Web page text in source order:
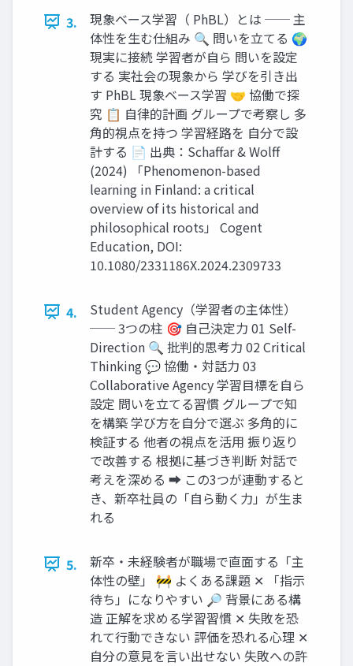
3.
現象ベース学習（ PhBL）とは ── 主
体性を生む仕組み 🔍 問いを立てる 🌍
現実に接続 学習者が自ら 問いを設定
する 実社会の現象から 学びを引き出
す PhBL 現象ベース学習 🤝 協働で探
究 📋 自律的計画 グループで考察し 多
角的視点を持つ 学習経路を 自分で設
計する 📄 出典：Schaffar & Wolff
(2024) 「Phenomenon-based
learning in Finland: a critical
overview of its historical and
philosophical roots」 Cogent
Education, DOI:
10.1080/2331186X.2024.2309733
4.
Student Agency（学習者の主体性）
── 3つの柱 🎯 自己決定力 01 Self-
Direction 🔍 批判的思考力 02 Critical
Thinking 💬 協働・対話力 03
Collaborative Agency 学習目標を自ら
設定 問いを立てる習慣 グループで知
を構築 学び方を自分で選ぶ 多角的に
検証する 他者の視点を活用 振り返り
で改善する 根拠に基づき判断 対話で
考えを深める ➡ この3つが連動すると
き、新卒社員の「自ら動く力」が生ま
れる
5.
新卒・未経験者が職場で直面する「主
体性の壁」 🚧 よくある課題 ✕ 「指示
待ち」になりやすい 🔎 背景にある構
造 正解を求める学習習慣 ✕ 失敗を恐
れて行動できない 評価を恐れる心理 ✕
自分の意見を言い出せない 失敗への許